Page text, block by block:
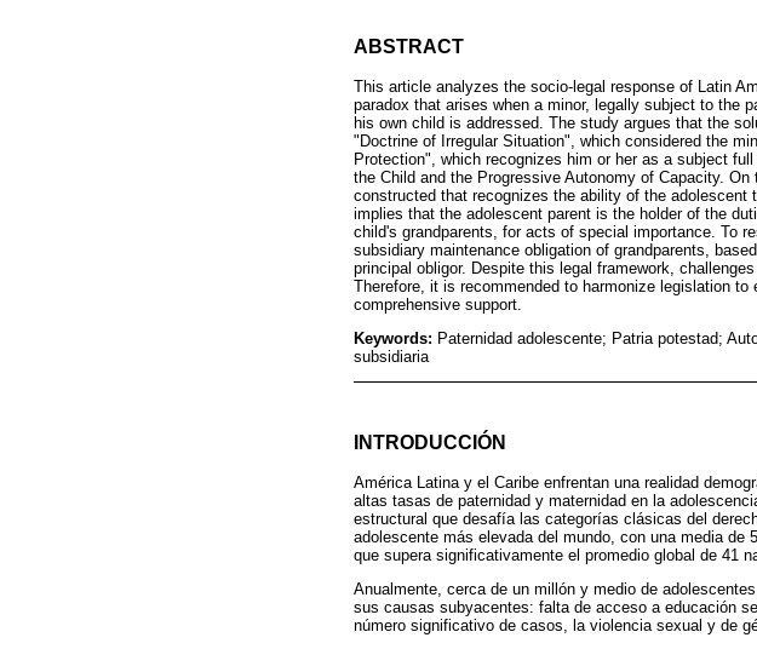
ABSTRACT
This article analyzes the socio-legal response of Latin
paradox that arises when a minor, legally subject to the
his own child is addressed. The study argues that the
"Doctrine of Irregular Situation", which considered the
Protection", which recognizes him or her as a subject
the Child and the Progressive Autonomy of Capacity.
constructed that recognizes the ability of the
implies that the adolescent parent is the holder of the
child's grandparents, for acts of special importance. To
subsidiary maintenance obligation of grandparents,
principal obligor. Despite this legal framework,
Therefore, it is recommended to harmonize legislation
comprehensive support.
Keywords: Paternidad adolescente; Patria potestad;
subsidiaria
INTRODUCCIÓN
América Latina y el Caribe enfrentan una realidad
altas tasas de paternidad y maternidad en la
estructural que desafía las categorías clásicas del
adolescente más elevada del mundo, con una media
que supera significativamente el promedio global de 41
Anualmente, cerca de un millón y medio de
sus causas subyacentes: falta de acceso a educación
número significativo de casos, la violencia sexual y de